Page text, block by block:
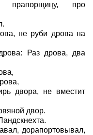
про
не руби дрова на
Раз дрова, два
двора, не вместит
двор.
дорапортовывал,